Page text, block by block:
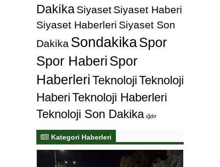
Dakika Siyaset Siyaset Haberi
Siyaset Haberleri Siyaset Son
Dakika SondakikaSpor
Spor Haberi Spor
HaberleriTeknolojiTeknoloji
HaberiTeknoloji Haberleri
Teknoloji Son Dakika ığdır
Kategori Haberleri